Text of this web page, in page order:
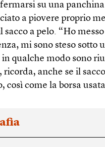
su una
a piovere proprio
sacco a pelo. “Ho
mi sono steso sotto
in qualche modo sono
anche se il
così come la borsa